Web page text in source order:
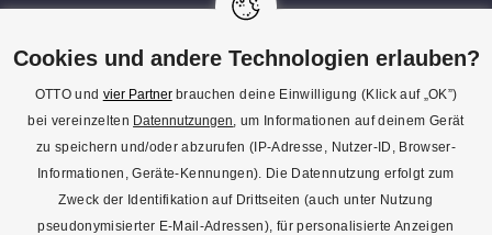
KON­TAKT
REDAK­TI­ON
IMPRES­SUM
Cookies und andere Technologien erlauben?
OTTO und vier Partnerbrauchen deine Einwilligung (Klick auf „OK”)
bei vereinzelten Datennutzungen, um Informationen auf deinem Gerät
zu speichern und/oder abzurufen (IP-Adresse, Nutzer-ID, Browser-
Informationen, Geräte-Kennungen). Die Datennutzung erfolgt zum
Zweck der Identifikation auf Drittseiten (auch unter Nutzung
pseudonymisierter E-Mail-Adressen), für personalisierte Anzeigen